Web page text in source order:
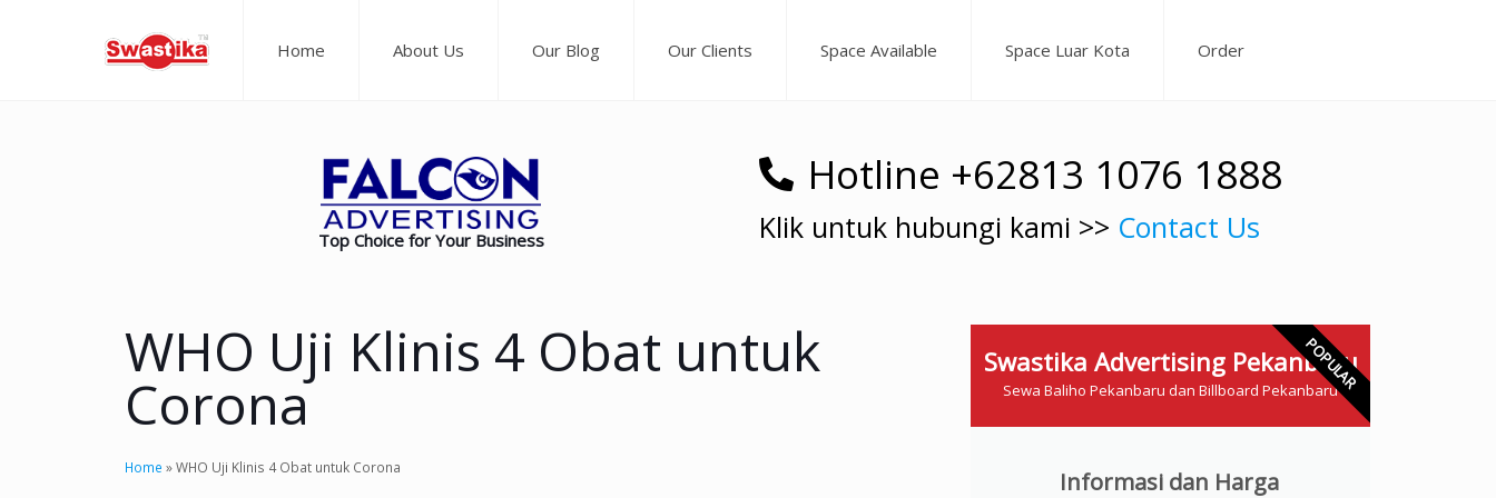
Home About Us Our Blog Our Clients Space Available Space Luar Kota Order
Top Choice for Your Business
Hotline +62813 1076 1888
Klik untuk hubungi kami >> Contact Us
WHO Uji Klinis 4 Obat untuk
Corona
Home »WHO Uji Klinis 4 Obat untuk Corona
Swastika Advertising Pekanbaru
Sewa Baliho Pekanbaru dan Billboard Pekanbaru
Informasi dan Harga
POPULAR